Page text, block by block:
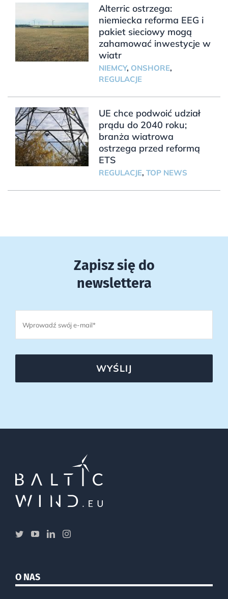
Alterric ostrzega:
niemiecka reforma EEG i
pakiet sieciowy mogą
zahamować inwestycje w
wiatr
NIEMCY, ONSHORE,
REGULACJE
UE chce podwoić udział
prądu do 2040 roku;
branża wiatrowa
ostrzega przed reformą
ETS
REGULACJE, TOP NEWS
Zapisz się do
newslettera
WYŚLIJ
O NAS